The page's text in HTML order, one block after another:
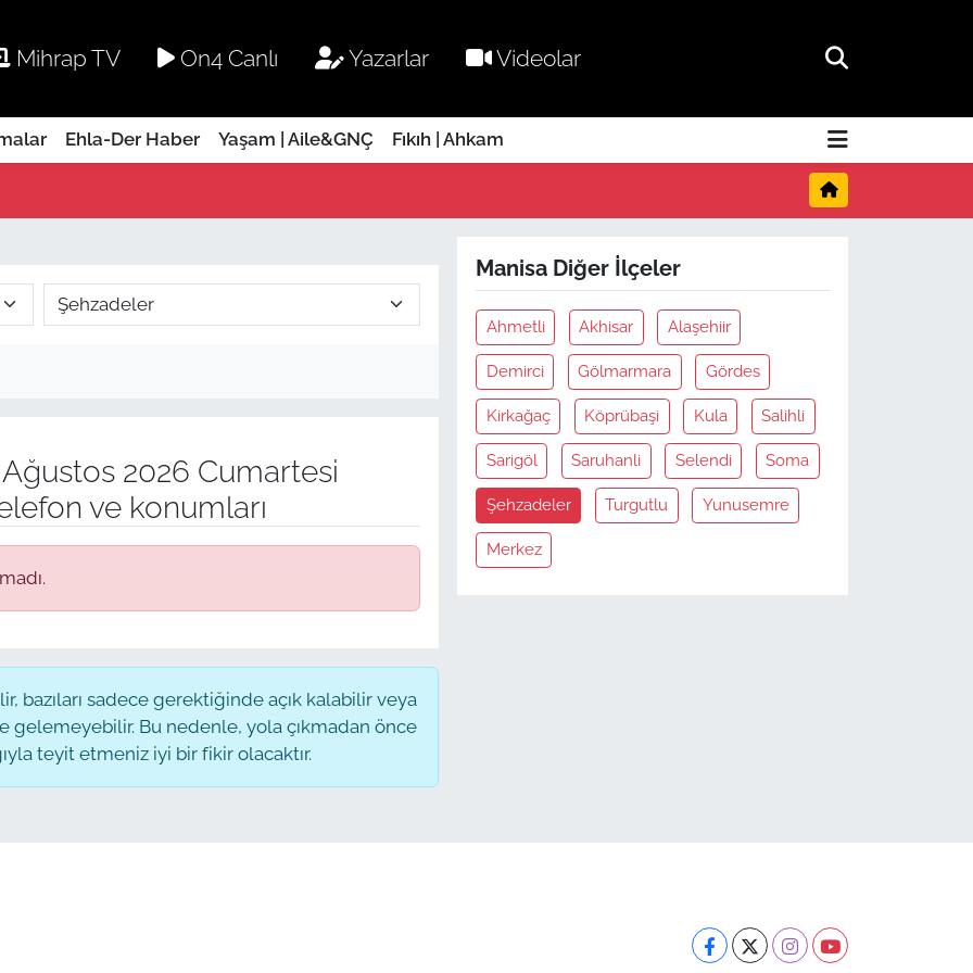
Mihrap TV On4 Canlı Yazarlar Videolar
Ehla-Der Haber Yaşam | Aile&GNÇ Fıkıh | Ahkam
2026 Cumartesi
ve konumları
bazıları sadece gerektiğinde açık kalabilir veya
Bu nedenle, yola çıkmadan önce
teyit etmeniz iyi bir fikir olacaktır.
Manisa Diğer İlçeler
Ahmetli Akhisar Alaşehiir
Demirci Gölmarmara Gördes
Kirkağaç Köprübaşi Kula Salihli
Sarigöl Saruhanli Selendi Soma
Şehzadeler Turgutlu Yunusemre
Merkez